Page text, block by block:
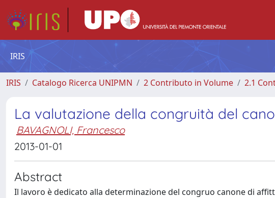
IRIS
IRIS Catalogo Ricerca UNIPMN 2 Contributo in Volume 2.1
La valutazione della congruità del
BAVAGNOLI, Francesco
2013-01-01
Abstract
Il lavoro è dedicato alla determinazione del congruo canone di